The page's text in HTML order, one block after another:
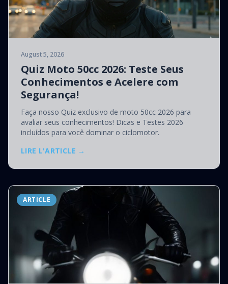
August 5, 2026
Quiz Moto 50cc 2026: Teste Seus
Conhecimentos e Acelere com
Segurança!
Faça nosso Quiz exclusivo de moto 50cc 2026 para
avaliar seus conhecimentos! Dicas e Testes 2026
incluídos para você dominar o ciclomotor.
LIRE L'ARTICLE →
ARTICLE